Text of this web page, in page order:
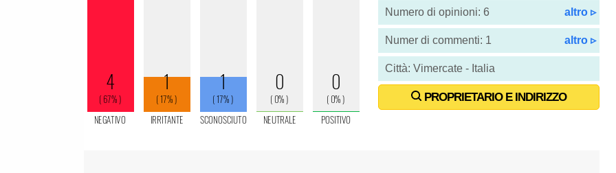
Numero di opinioni: 6 altro ▹
Numer di commenti: 1 altro ▹
Città: Vimercate - Italia
PROPRIETARIO E INDIRIZZO